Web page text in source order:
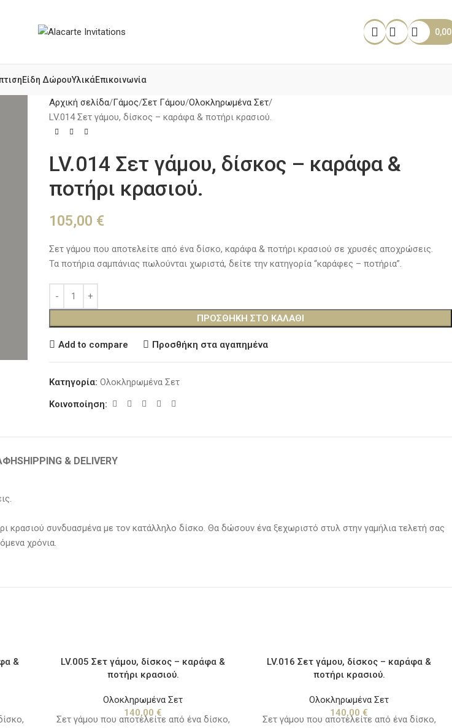
Είδη ΔώρουΥλικάΕπικοινωνία
Αρχική σελίδα Γάμος Σετ Γάμου Ολοκληρωμένα Σετ
LV.014 Σετ γάμου, δίσκος – καράφα & ποτήρι κρασιού.
LV.014 Σετ γάμου, δίσκος – καράφα &
ποτήρι κρασιού.
105,00 €
Σετ γάμου που αποτελείτε από ένα δίσκο, καράφα & ποτήρι κρασιού σε χρυσές αποχρώσεις.
Τα ποτήρια σαμπάνιας πωλούνται χωριστά, δείτε την κατηγορία “καράφες – ποτήρια”.
ΠΡΟΣΘΉΚΗ ΣΤΟ ΚΑΛΆΘΙ
Add to compare Προσθήκη στα αγαπημένα
Κατηγορία: Ολοκληρωμένα Σετ
Κοινοποίηση:
SHIPPING & DELIVERY
κρασιού συνδυασμένα με τον κατάλληλο δίσκο. Θα δώσουν ένα ξεχωριστό στυλ στην γαμήλια τελετή σας
χρόνια.
&
LV.005 Σετ γάμου, δίσκος – καράφα &
ποτήρι κρασιού.
Ολοκληρωμένα Σετ
140,00 €
Σετ γάμου που αποτελείτε από ένα δίσκο,
LV.016 Σετ γάμου, δίσκος – καράφα &
ποτήρι κρασιού.
Ολοκληρωμένα Σετ
140,00 €
Σετ γάμου που αποτελείτε από ένα δίσκο,